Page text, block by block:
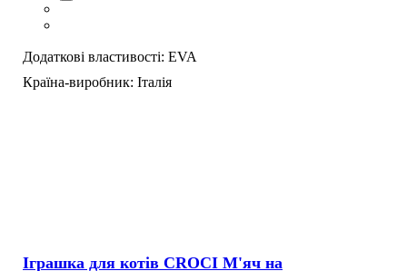
Додаткові властивості: EVA
Країна-виробник: Італія
Іграшка для котів CROCI М'яч на